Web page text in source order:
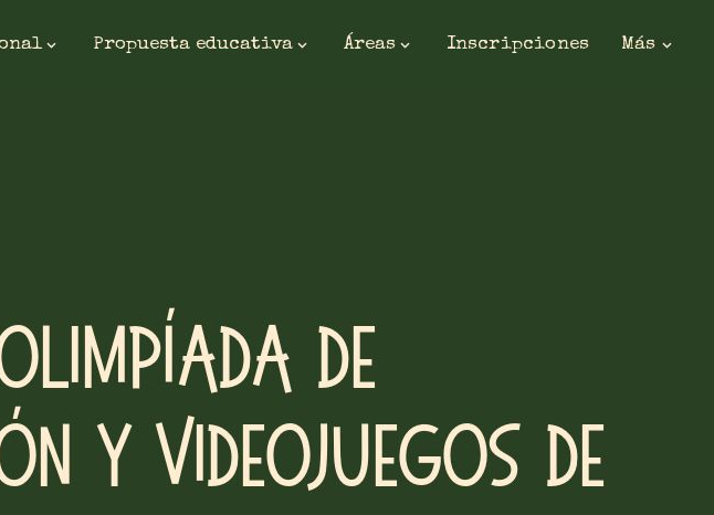
Propuesta educativa Áreas Inscripciones Más
de
y Videojuegos de